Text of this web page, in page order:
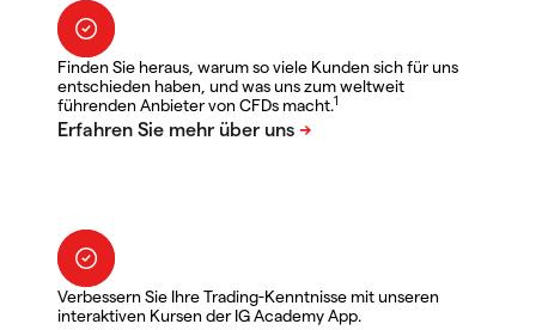
Finden Sie heraus, warum so viele Kunden sich für uns
entschieden haben, und was uns zum weltweit
führenden Anbieter von CFDs macht.1
Verbessern Sie Ihre Trading-Kenntnisse mit unseren
interaktiven Kursen der IG Academy App.